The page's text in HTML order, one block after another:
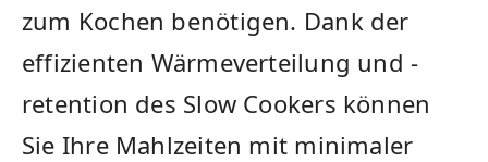
zum Kochen benötigen. Dank der
effizienten Wärmeverteilung und -
retention des Slow Cookers können
Sie Ihre Mahlzeiten mit minimaler